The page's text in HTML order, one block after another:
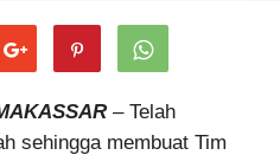
– Telah
sehingga membuat Tim